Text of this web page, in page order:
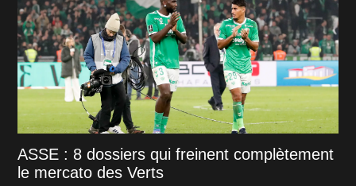
ASSE : 8 dossiers qui freinent complètement
le mercato des Verts